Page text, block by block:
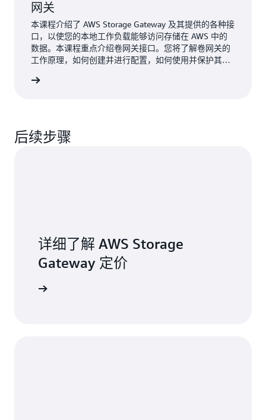
网关
本课程介绍了 AWS Storage Gateway 及其提供的各种接
口，以使您的本地工作负载能够访问存储在 AWS 中的
数据。本课程重点介绍卷网关接口。您将了解卷网关的
工作原理，如何创建并进行配置，如何使用并保护其资
后续步骤
详细了解 AWS Storage
Gateway 定价